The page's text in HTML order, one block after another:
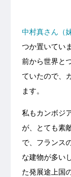
中村真さん（
つか置いてい
前から世界と
ていたので、
ます。
私もカンボジ
が、とても素
で、フランス
な建物が多い
た発展途上国